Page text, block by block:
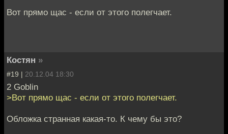
Вот прямо щас - если от этого полегчает.
Костян »
#19 | 20.12.04 18:30
2 Goblin
>Вот прямо щас - если от этого полегчает.
Обложка странная какая-то. К чему бы это?